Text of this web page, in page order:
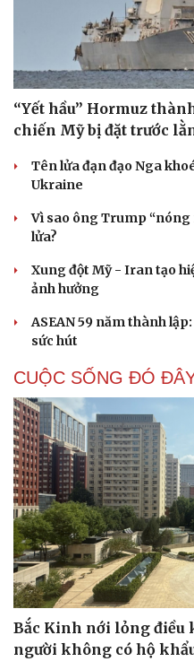
“Yết hầu” Hormuz
chiến Mỹ bị đặt trước
Tên lửa đạn đạo Nga
Ukraine
Vì sao ông Trump
lửa?
Xung đột Mỹ - Iran tạo
ảnh hưởng
ASEAN 59 năm thành
sức hút
CUỘC SỐNG ĐÓ
Bắc Kinh nới lỏng điều
người không có hộ